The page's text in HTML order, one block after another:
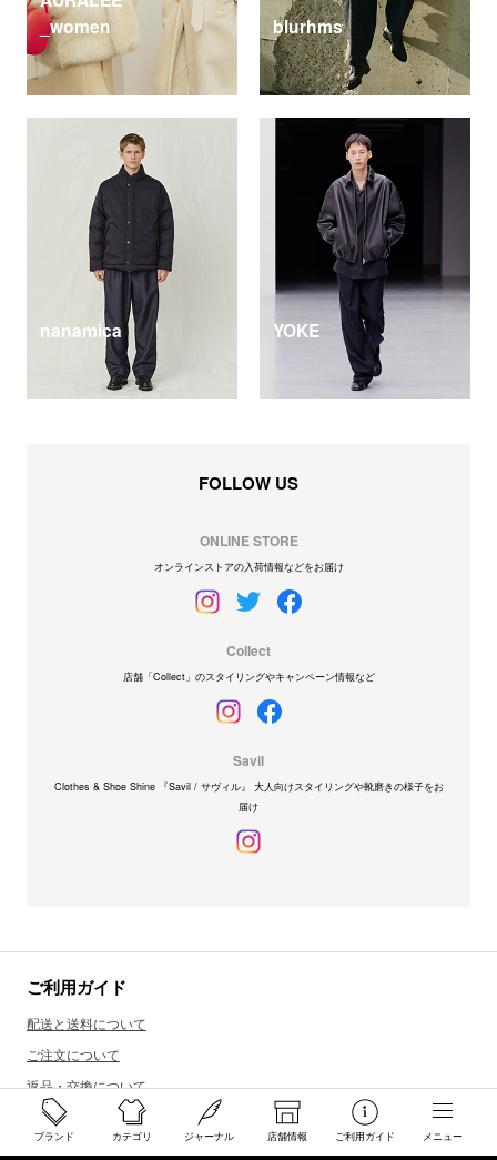
ブランド カテゴリ ジャーナル 店舗情報 ご利用ガイド メニュー
_women
blurhms
nanamica YOKE
FOLLOW US
ONLINE STORE
オンラインストアの入荷情報などをお届け
Collect
店舗「Collect」のスタイリングやキャンペーン情報など
Savil
Clothes & Shoe Shine 『Savil / サヴィル』 大人向けスタイリングや靴磨きの様子をお
届け
ご利用ガイド
配送と送料について
ご注文について
返品・交換について
商品のご予約・お取り寄せについて
その他